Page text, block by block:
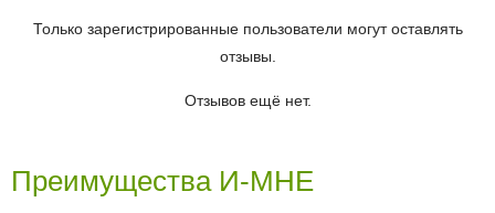
Только зарегистрированные пользователи могут оставлять
отзывы.
Отзывов ещё нет.
Преимущества И-МНЕ